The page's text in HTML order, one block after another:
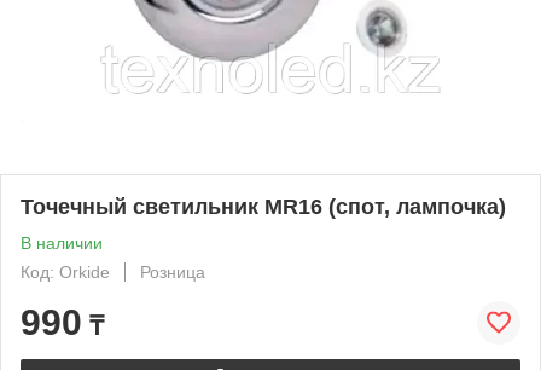
Точечный светильник MR16 (спот, лампочка)
В наличии
Код: Orkide
Розница
990 ₸